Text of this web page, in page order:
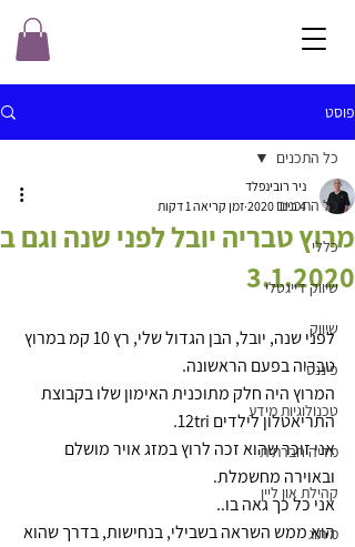
פוסט
כל התכנים
כללי
שיווק דייגטלי
שיווק
פיננסי
טכנולוגיות מידע
מדיה חברתית
קהילת און ליין
מיתוג
כל התכנים
מרוץ טבריה יובל לפני שנה וגם ב
3.1.2020
ניר רובינפלד
4 בינו׳ 2020
זמן קריאה 1 דקות
לפני שנה, יובל, הבן הגדול שלי, רץ 10 קמ במרוץ
טבריה בפעם הראשונה.
המרוץ היה חלק מתוכנית האימון שלו בקבוצת
התריאטלון לילדים 12tri.
אני זוכר שהוא זכה לרוץ במזג אויר מושלם
ובאוירה מחשמלת.
אני כל כך גאה בו..
הוא ממש השראה בשבילי, בנחישות, בדרך שהוא